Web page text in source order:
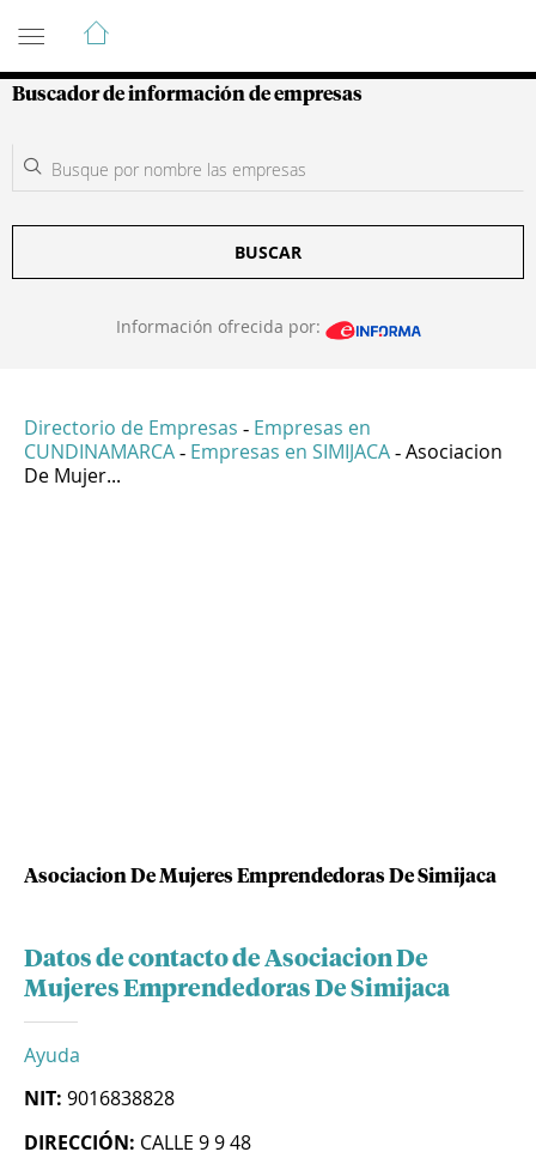
Guía de Empresas Colombianas
Buscador de información de empresas
BUSCAR
Información ofrecida por:
Directorio de Empresas - Empresas en
CUNDINAMARCA - Empresas en SIMIJACA - Asociacion
De Mujer...
Asociacion De Mujeres Emprendedoras De Simijaca
Datos de contacto de Asociacion De
Mujeres Emprendedoras De Simijaca
Ayuda
NIT: 9016838828
DIRECCIÓN: CALLE 9 9 48